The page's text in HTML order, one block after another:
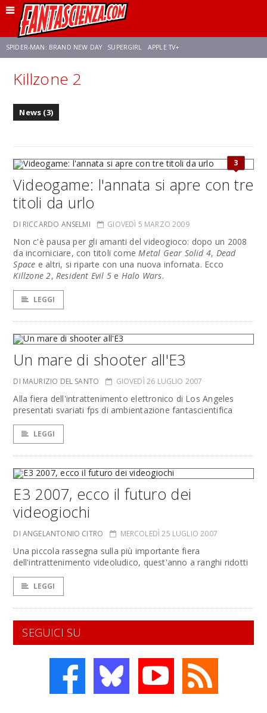
SPIDER-MAN: BRAND NEW DAY SUPERGIRL APPLE TV+
FRANCO RICCIARDIELLO
Killzone 2
News (3)
3
Videogame: l'annata si apre con tre
titoli da urlo
DI RICCARDO ANSELMI GIOVEDÌ 5 MARZO 2009
Non c'è pausa per gli amanti del videogioco: dopo un 2008
da incorniciare, con titoli comeMetal Gear Solid 4, Dead
Space e altri, si riparte con una nuova infornata. Ecco
Killzone 2, Resident Evil 5 e Halo Wars.
LEGGI
Un mare di shooter all'E3
DI MAURIZIO DEL SANTO GIOVEDÌ 26 LUGLIO 2007
Alla fiera dell'intrattenimento elettronico di Los Angeles
presentati svariati fps di ambientazione fantascientifica
LEGGI
E3 2007, ecco il futuro dei
videogiochi
DI ANGELANTONIO CITRO MERCOLEDÌ 25 LUGLIO 2007
Una piccola rassegna sulla più importante fiera
dell'intrattenimento videoludico, quest'anno a ranghi ridotti
LEGGI
SEGUICI SU